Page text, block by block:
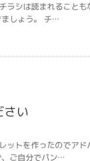
ラシは読まれることも
ましょう。 チ…
さい
ットを作ったのでアド
、ご自分でパン…